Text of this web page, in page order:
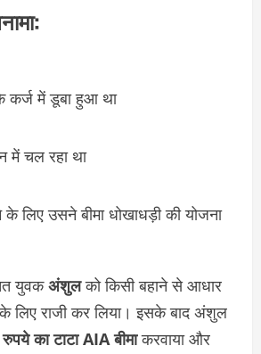
में डूबा हुआ था
में चल रहा था
लिए उसने बीमा धोखाधड़ी की योजना
युवकअंशुलको किसी बहाने से आधार
लिए राजी कर लिया। इसके बाद अंशुल
का टाटा AIA बीमाकरवाया और